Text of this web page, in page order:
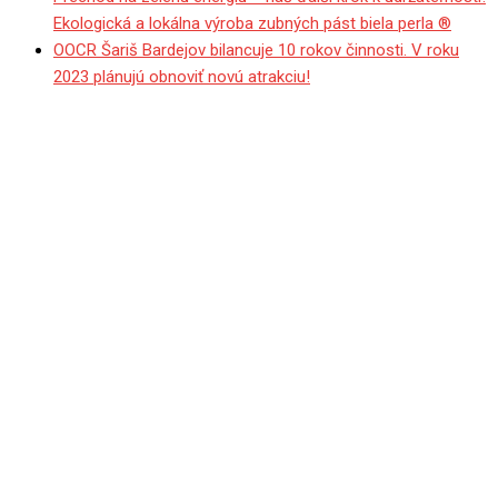
Ekologická a lokálna výroba zubných pást biela perla ®
OOCR Šariš Bardejov bilancuje 10 rokov činnosti. V roku
2023 plánujú obnoviť novú atrakciu!